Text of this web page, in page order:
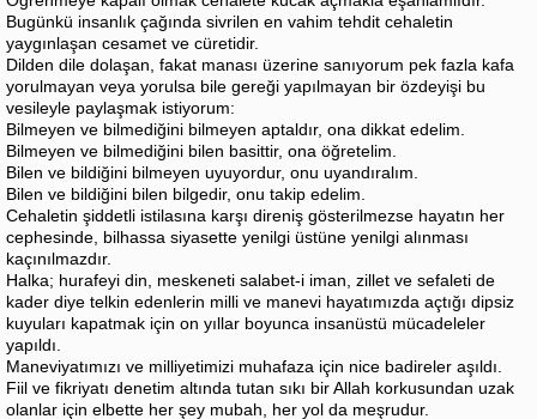
Bugünkü insanlık çağında sivrilen en vahim tehdit cehaletin
yaygınlaşan cesamet ve cüretidir.
Dilden dile dolaşan, fakat manası üzerine sanıyorum pek fazla kafa
yorulmayan veya yorulsa bile gereği yapılmayan bir özdeyişi bu
vesileyle paylaşmak istiyorum:
Bilmeyen ve bilmediğini bilmeyen aptaldır, ona dikkat edelim.
Bilmeyen ve bilmediğini bilen basittir, ona öğretelim.
Bilen ve bildiğini bilmeyen uyuyordur, onu uyandıralım.
Bilen ve bildiğini bilen bilgedir, onu takip edelim.
Cehaletin şiddetli istilasına karşı direniş gösterilmezse hayatın her
cephesinde, bilhassa siyasette yenilgi üstüne yenilgi alınması
kaçınılmazdır.
Halka; hurafeyi din, meskeneti salabet-i iman, zillet ve sefaleti de
kader diye telkin edenlerin milli ve manevi hayatımızda açtığı dipsiz
kuyuları kapatmak için on yıllar boyunca insanüstü mücadeleler
yapıldı.
Maneviyatımızı ve milliyetimizi muhafaza için nice badireler aşıldı.
Fiil ve fikriyatı denetim altında tutan sıkı bir Allah korkusundan uzak
olanlar için elbette her şey mubah, her yol da meşrudur.